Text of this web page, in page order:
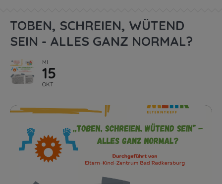
TOBEN, SCHREIEN, WÜTEND
SEIN - ALLES GANZ NORMAL?
MI
15
OKT